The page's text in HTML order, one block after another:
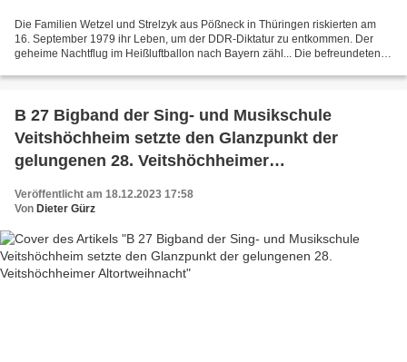
Die Familien Wetzel und Strelzyk aus Pößneck in Thüringen riskierten am
16. September 1979 ihr Leben, um der DDR-Diktatur zu entkommen. Der
geheime Nachtflug im Heißluftballon nach Bayern zähl... Die befreundeten
B 27 Bigband der Sing- und Musikschule
Veitshöchheim setzte den Glanzpunkt der
gelungenen 28. Veitshöchheimer
Veröffentlicht am 18.12.2023 17:58
Von Dieter Gürz